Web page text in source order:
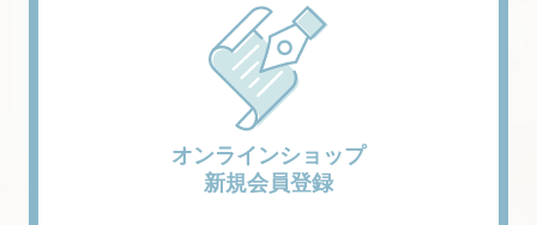
オンラインショップ
新規会員登録